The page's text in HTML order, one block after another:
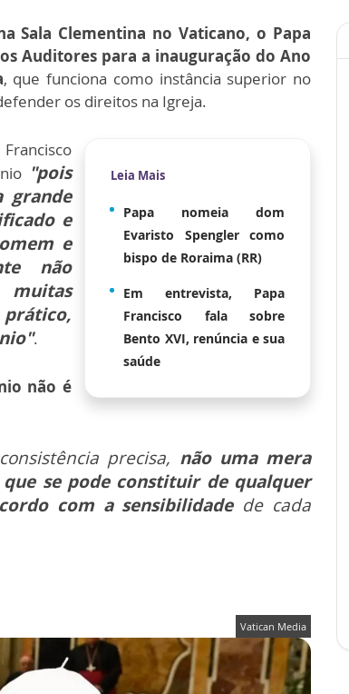
Sala Clementina no Vaticano, o Papa
Auditores para a inauguração do Ano
, que funciona como instância superior no
os direitos na Igreja.
Leia Mais
Papa nomeia dom
Evaristo Spengler como
bispo de Roraima (RR)
Em entrevista, Papa
Francisco fala sobre
Bento XVI, renúncia e sua
saúde
"pois
grande
e
e
não
.
não é
precisa, não uma mera
se pode constituir de qualquer
com a sensibilidadede cada
Vatican Media